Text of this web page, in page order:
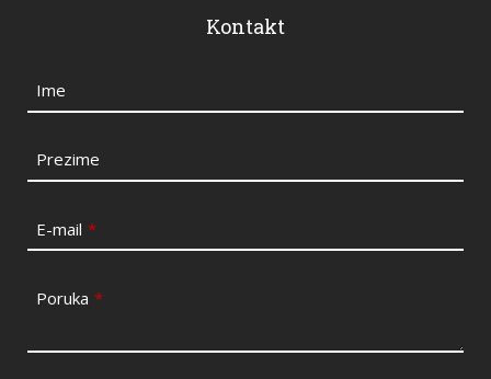
Kontakt
Ime
Prezime
E-mail *
Poruka *